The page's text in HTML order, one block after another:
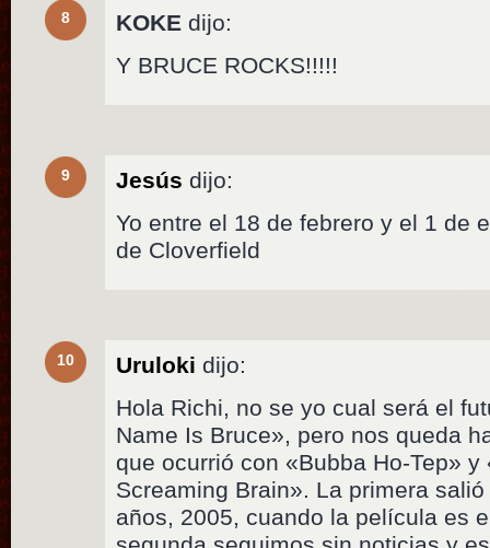
8 KOKE dijo:
Y BRUCE ROCKS!!!!!
9 Jesús dijo:
Yo entre el 18 de febrero y el 1 de
de Cloverfield
10 Uruloki dijo:
Hola Richi, no se yo cual será el
Name Is Bruce», pero nos queda
que ocurrió con «Bubba Ho-Tep»
Screaming Brain». La primera
años, 2005, cuando la película es